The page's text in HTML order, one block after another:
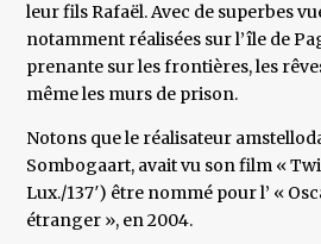
leur fils Rafaël. Avec de superbes
notamment réalisées sur l’île de
prenante sur les frontières, les
même les murs de prison.
Notons que le réalisateur
Sombogaart, avait vu son film «
Lux./137′) être nommé pour l’ «
étranger », en 2004.